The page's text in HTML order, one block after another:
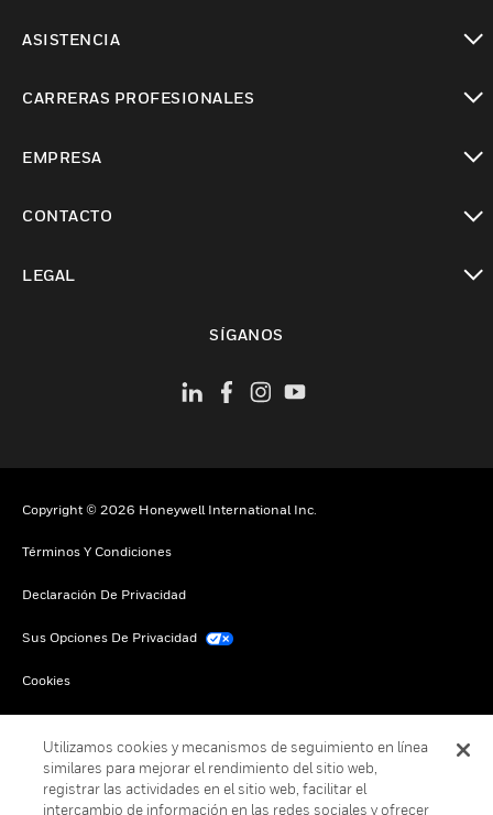
ASISTENCIA
CARRERAS PROFESIONALES
EMPRESA
CONTACTO
LEGAL
SÍGANOS
Copyright © 2026 Honeywell International Inc.
Términos Y Condiciones
Declaración De Privacidad
Sus Opciones De Privacidad
Cookies
Utilizamos cookies y mecanismos de seguimiento en línea
similares para mejorar el rendimiento del sitio web,
registrar las actividades en el sitio web, facilitar el
intercambio de información en las redes sociales y ofrecer